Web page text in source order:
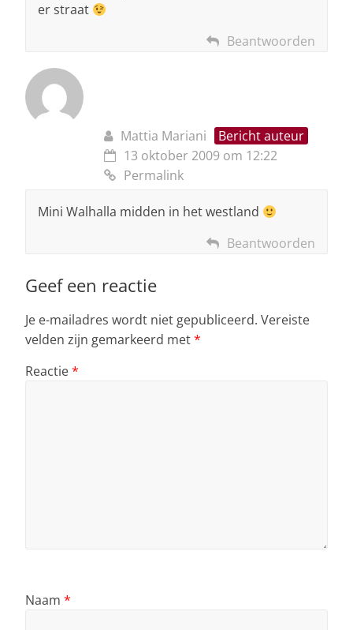
er straat
Beantwoorden
Mattia Mariani
Bericht auteur
13 oktober 2009 om 12:22
Permalink
Mini Walhalla midden in het westland
Beantwoorden
Geef een reactie
Je e-mailadres wordt niet gepubliceerd. Vereiste
velden zijn gemarkeerd met*
Reactie*
Naam *